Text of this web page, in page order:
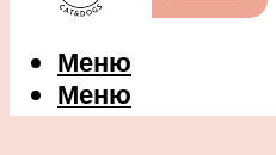
Меню
Меню